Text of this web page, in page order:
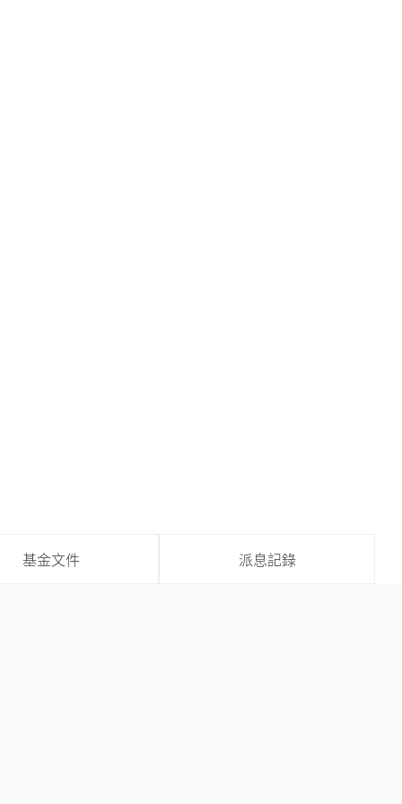
基金文件 派息記錄